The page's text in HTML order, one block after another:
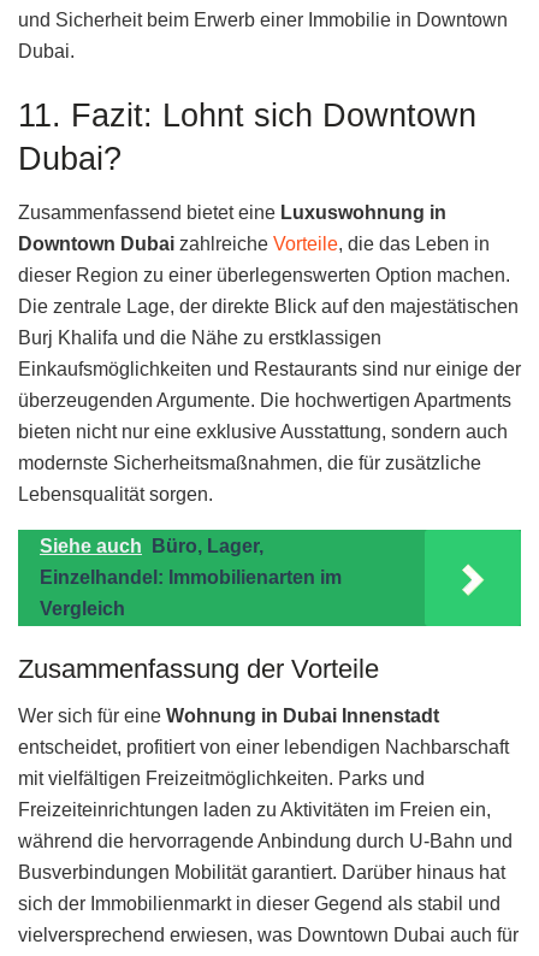
und Sicherheit beim Erwerb einer Immobilie in Downtown
Dubai.
11. Fazit: Lohnt sich Downtown
Dubai?
Zusammenfassend bietet eine Luxuswohnung in
Downtown Dubai zahlreiche Vorteile, die das Leben in
dieser Region zu einer überlegenswerten Option machen.
Die zentrale Lage, der direkte Blick auf den majestätischen
Burj Khalifa und die Nähe zu erstklassigen
Einkaufsmöglichkeiten und Restaurants sind nur einige der
überzeugenden Argumente. Die hochwertigen Apartments
bieten nicht nur eine exklusive Ausstattung, sondern auch
modernste Sicherheitsmaßnahmen, die für zusätzliche
Lebensqualität sorgen.
Siehe auch
Büro, Lager,
Einzelhandel: Immobilienarten im
Vergleich
Zusammenfassung der Vorteile
Wer sich für eine Wohnung in Dubai Innenstadt
entscheidet, profitiert von einer lebendigen Nachbarschaft
mit vielfältigen Freizeitmöglichkeiten. Parks und
Freizeiteinrichtungen laden zu Aktivitäten im Freien ein,
während die hervorragende Anbindung durch U-Bahn und
Busverbindungen Mobilität garantiert. Darüber hinaus hat
sich der Immobilienmarkt in dieser Gegend als stabil und
vielversprechend erwiesen, was Downtown Dubai auch für